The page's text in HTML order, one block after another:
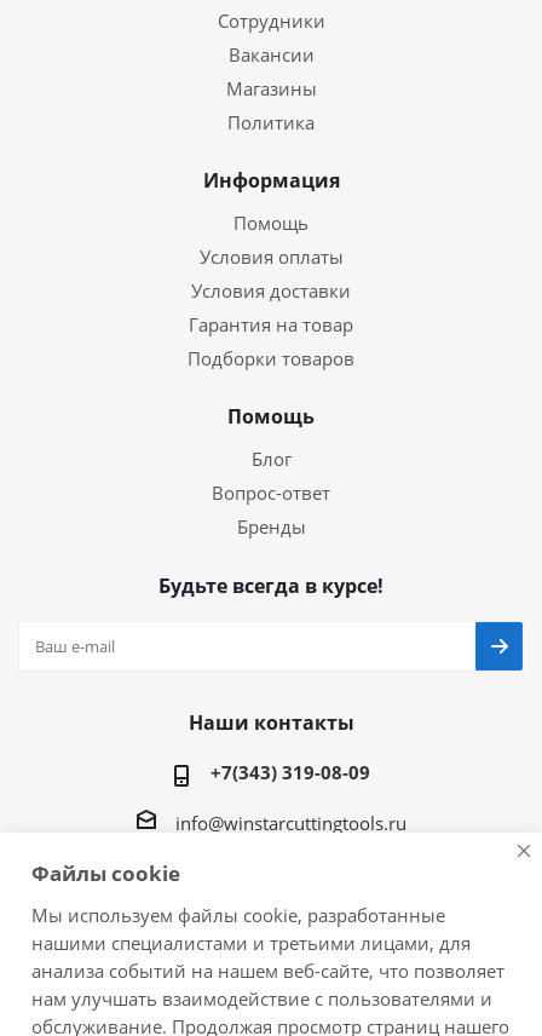
Сотрудники
Вакансии
Магазины
Политика
Информация
Помощь
Условия оплаты
Условия доставки
Гарантия на товар
Подборки товаров
Помощь
Блог
Вопрос-ответ
Бренды
Будьте всегда в курсе!
Наши контакты
+7(343) 319-08-09
info@winstarcuttingtools.ru
г.Екатеринбург ул. Фурманова 109, офис 604
2026 © Winstar Cutting Technologies Corp. - интернет-
Файлы cookie
Мы используем файлы cookie, разработанные
нашими специалистами и третьими лицами, для
анализа событий на нашем веб-сайте, что позволяет
нам улучшать взаимодействие с пользователями и
обслуживание. Продолжая просмотр страниц нашего